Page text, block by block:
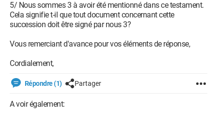
5/ Nous sommes 3 à avoir été mentionné dans ce testament.
Cela signifie t-il que tout document concernant cette
succession doit être signé par nous 3?
Vous remerciant d'avance pour vos éléments de réponse,
Cordialement,
Répondre (1) Partager
A voir également: